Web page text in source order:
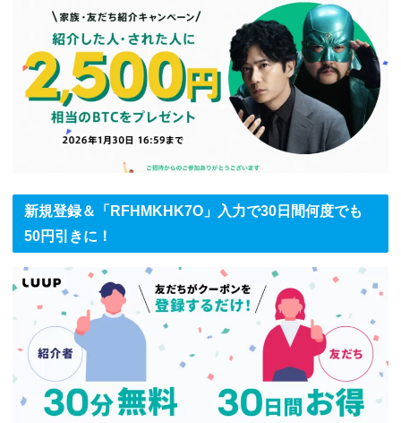
新規登録＆「RFHMKHK7O」入力で30日間何度でも
50円引きに！